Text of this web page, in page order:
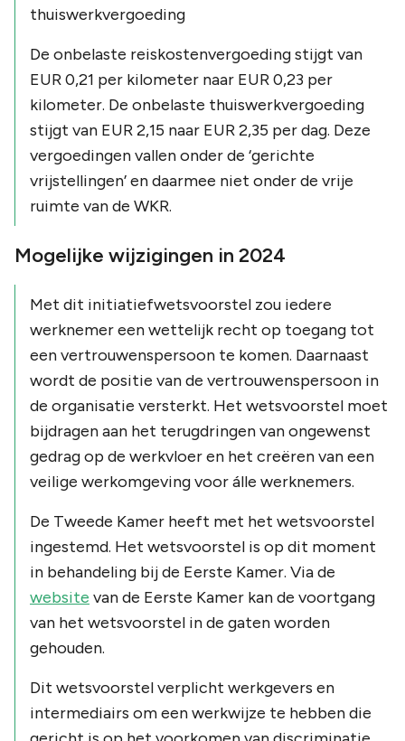
thuiswerkvergoeding
De onbelaste reiskostenvergoeding stijgt van
EUR 0,21 per kilometer naar EUR 0,23 per
kilometer. De onbelaste thuiswerkvergoeding
stijgt van EUR 2,15 naar EUR 2,35 per dag. Deze
vergoedingen vallen onder de ‘gerichte
vrijstellingen’ en daarmee niet onder de vrije
ruimte van de WKR.
Mogelijke wijzigingen in 2024
Met dit initiatiefwetsvoorstel zou iedere
werknemer een wettelijk recht op toegang tot
een vertrouwenspersoon te komen. Daarnaast
wordt de positie van de vertrouwenspersoon in
de organisatie versterkt. Het wetsvoorstel moet
bijdragen aan het terugdringen van ongewenst
gedrag op de werkvloer en het creëren van een
veilige werkomgeving voor álle werknemers.
De Tweede Kamer heeft met het wetsvoorstel
ingestemd. Het wetsvoorstel is op dit moment
in behandeling bij de Eerste Kamer. Via de
website van de Eerste Kamer kan de voortgang
van het wetsvoorstel in de gaten worden
gehouden.
Dit wetsvoorstel verplicht werkgevers en
intermediairs om een werkwijze te hebben die